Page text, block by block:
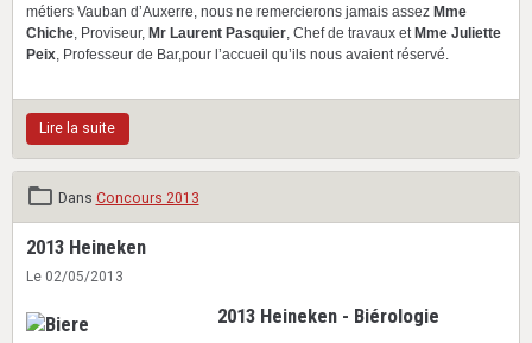
métiers Vauban d’Auxerre, nous ne remercierons jamais assez Mme
Chiche, Proviseur, Mr Laurent Pasquier, Chef de travaux et Mme Juliette
Peix, Professeur de Bar,pour l’accueil qu’ils nous avaient réservé.
Lire la suite
Dans Concours 2013
2013 Heineken
Le 02/05/2013
2013 Heineken - Biérologie